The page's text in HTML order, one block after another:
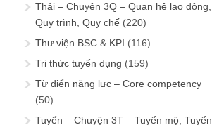
Thải – Chuyện 3Q – Quan hệ lao động,
Quy trình, Quy chế (220)
Thư viện BSC & KPI (116)
Tri thức tuyển dụng (159)
Từ điển năng lực – Core competency
(50)
Tuyển – Chuyện 3T – Tuyển mộ, Tuyển